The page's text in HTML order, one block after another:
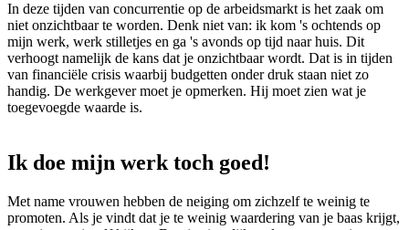
In deze tijden van concurrentie op de arbeidsmarkt is het zaak om
niet onzichtbaar te worden. Denk niet van: ik kom 's ochtends op
mijn werk, werk stilletjes en ga 's avonds op tijd naar huis. Dit
verhoogt namelijk de kans dat je onzichtbaar wordt. Dat is in tijden
van financiële crisis waarbij budgetten onder druk staan niet zo
handig. De werkgever moet je opmerken. Hij moet zien wat je
toegevoegde waarde is.
Ik doe mijn werk toch goed!
Met name vrouwen hebben de neiging om zichzelf te weinig te
promoten. Als je vindt dat je te weinig waardering van je baas krijgt,